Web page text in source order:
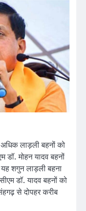
लाड़ली बहनों को
डॉ. मोहन यादव बहनों
शगुन लाड़ली बहना
डॉ. यादव बहनों को
से दोपहर करीब